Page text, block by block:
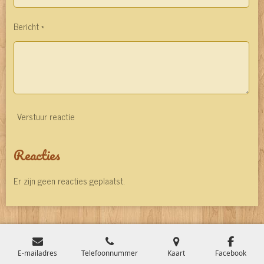
Bericht *
Verstuur reactie
Reacties
Er zijn geen reacties geplaatst.
E-mailadres Telefoonnummer Kaart Facebook